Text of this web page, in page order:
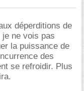
déperditions de
ne vois pas
la puissance de
des
se refroidir. Plus